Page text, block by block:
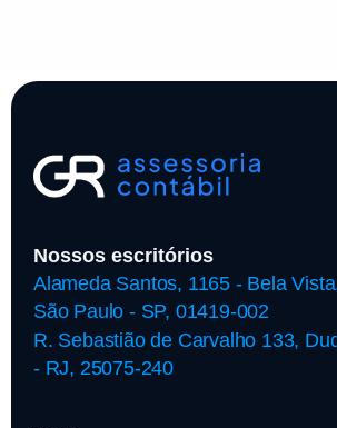
Nossos escritórios
Alameda Santos, 1165 - Bela
São Paulo - SP, 01419-002
R. Sebastião de Carvalho 133,
- RJ, 25075-240